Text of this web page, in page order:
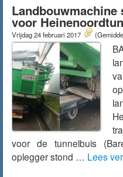
voor
Vrijdag 24 februari 2017
voor de tunnelbuis
oplegger stond … Lees